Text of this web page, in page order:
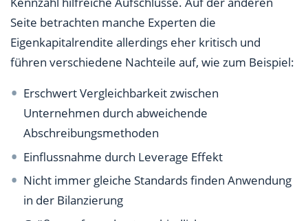
Seite betrachten manche Experten die
Eigenkapitalrendite allerdings eher kritisch und
führen verschiedene Nachteile auf, wie zum Beispiel:
Erschwert Vergleichbarkeit zwischen
Unternehmen durch abweichende
Abschreibungsmethoden
Einflussnahme durch Leverage Effekt
Nicht immer gleiche Standards finden Anwendung
in der Bilanzierung